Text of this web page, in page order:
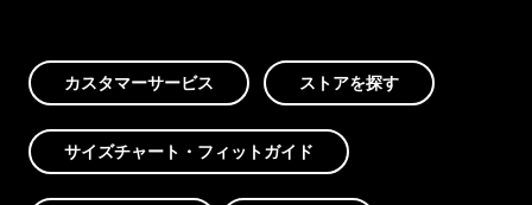
カスタマーサービス ストアを探す
サイズチャート・フィットガイド